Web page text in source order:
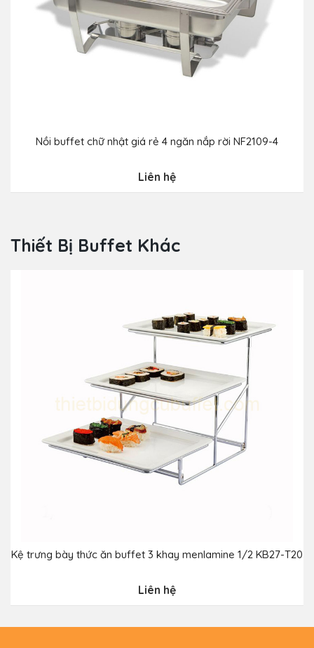
Nồi buffet chữ nhật giá rẻ 4 ngăn nắp rời NF2109-4
Liên hệ
Thiết Bị Buffet Khác
Kệ trưng bày thức ăn buffet 3 khay menlamine 1/2 KB27-T20
Liên hệ